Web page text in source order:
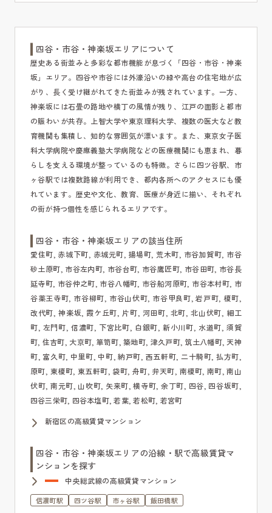
四谷・市谷・神楽坂エリアについて
歴史ある街並みと多彩な都市機能が息づく「四谷・市谷・神楽
坂」エリア。四谷や市谷には外濠沿いの緑や高台の住宅地が広
がり、長く受け継がれてきた街並みが残されています。一方、
神楽坂には石畳の路地や横丁の風情が残り、江戸の面影と都市
の賑わいが共存。上智大学や東京理科大学、複数の医大など教
育機関も集積し、知的な雰囲気が漂います。また、東京女子医
科大学病院や慶應義塾大学病院などの医療機関にも恵まれ、暮
らしを支える環境が整っているのも特徴。さらに四ツ谷駅、市
ヶ谷駅では複数路線が利用でき、都内各所へのアクセスにも優
れています。歴史や文化、教育、医療が身近に揃い、それぞれ
の街が持つ個性を感じられるエリアです。
四谷・市谷・神楽坂エリアの該当住所
愛住町, 赤城下町, 赤城元町, 揚場町, 荒木町, 市谷加賀町, 市谷
砂土原町, 市谷左内町, 市谷台町, 市谷鷹匠町, 市谷田町, 市谷長
延寺町, 市谷仲之町, 市谷八幡町, 市谷船河原町, 市谷本村町, 市
谷薬王寺町, 市谷柳町, 市谷山伏町, 市谷甲良町, 岩戸町, 榎町,
改代町, 神楽坂, 霞ケ丘町, 片町, 河田町, 北町, 北山伏町, 細工
町, 左門町, 信濃町, 下宮比町, 白銀町, 新小川町, 水道町, 須賀
町, 住吉町, 大京町, 箪笥町, 築地町, 津久戸町, 筑土八幡町, 天神
町, 富久町, 中里町, 中町, 納戸町, 西五軒町, 二十騎町, 払方町,
原町, 東榎町, 東五軒町, 袋町, 舟町, 弁天町, 南榎町, 南町, 南山
伏町, 南元町, 山吹町, 矢来町, 横寺町, 余丁町, 四谷, 四谷坂町,
四谷三栄町, 四谷本塩町, 若葉, 若松町, 若宮町
新宿区の高級賃貸マンション
四谷・市谷・神楽坂エリアの沿線・駅で高級賃貸マ
ンションを探す
中央総武線の高級賃貸マンション
信濃町駅 四ツ谷駅 市ヶ谷駅 飯田橋駅